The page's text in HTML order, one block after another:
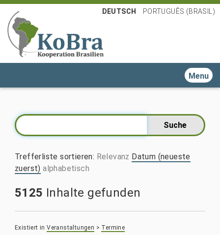
DEUTSCH PORTUGUÊS (BRASIL)
Toggle
Trefferliste sortieren: Relevanz Datum (neueste
zuerst) alphabetisch
5125 Inhalte gefunden
Existiert in Veranstaltungen > Termine